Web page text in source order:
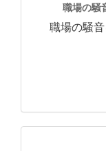
職場の騒
職場の騒